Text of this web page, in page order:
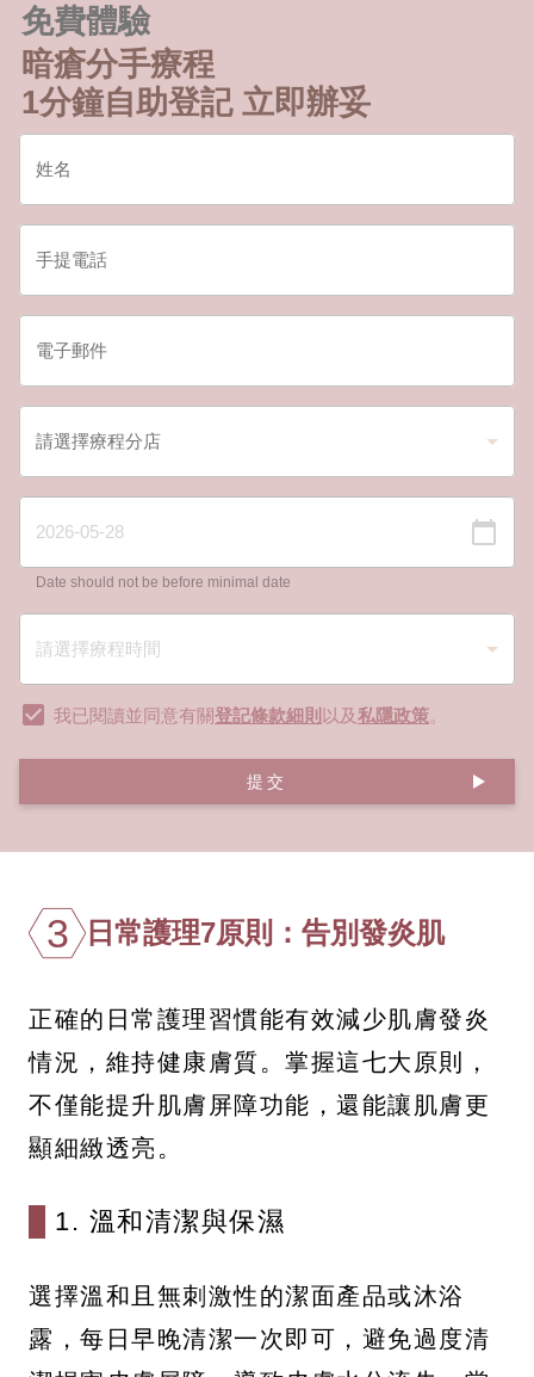
免費體驗
暗瘡分手療程
1分鐘自助登記 立即辦妥
Date should not be before minimal date
我已閱讀並同意有關登記條款細則 以及私隱政策。
提交
3 日常護理7原則：告別發炎肌
正確的日常護理習慣能有效減少肌膚發炎
情況，維持健康膚質。掌握這七大原則，
不僅能提升肌膚屏障功能，還能讓肌膚更
顯細緻透亮。
1. 溫和清潔與保濕
選擇溫和且無刺激性的潔面產品或沐浴
露，每日早晚清潔一次即可，避免過度清